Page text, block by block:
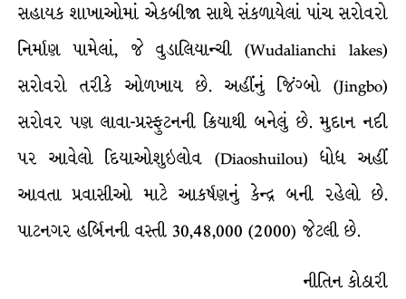
સહાયક શાખાઓમાં એકબીજા સાથે સંકળાયેલાં પાંચ સરોવરો
નિર્માણ પામેલાં, જે વુડાલિયાન્ચી (Wudalianchi lakes)
સરોવરો તરીકે ઓળખાય છે. અહીંનું જિંગ્બો (Jingbo)
સરોવર પણ લાવા-પ્રસ્ફુટનની ક્રિયાથી બનેલું છે. મુદાન નદી
પર આવેલો દિયાઓશુઇલોવ (Diaoshuilou) ધોધ અહીં
આવતા પ્રવાસીઓ માટે આકર્ષણનું કેન્દ્ર બની રહેલો છે.
પાટનગર હર્બિનની વસ્તી 30,48,000 (2000) જેટલી છે.
નીતિન કોઠારી